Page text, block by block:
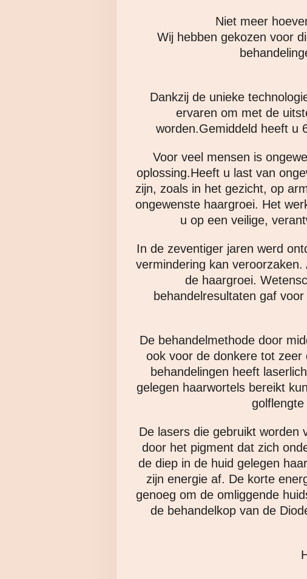
Niet meer
Wij hebben gekozen voor
Dankzij de unieke
ervaren om met de
worden.Gemiddeld heeft u
Voor veel mensen is
oplossing.Heeft u last van
zijn, zoals in het gezicht, op
ongewenste haargroei. Het
u op een veilige,
In de zeventiger jaren werd
vermindering kan
de haargroei.
behandelresultaten gaf
De behandelmethode door
ook voor de donkere tot
behandelingen heeft
gelegen haarwortels bereikt
De lasers die gebruikt worden
door het pigment dat zich
de diep in de huid gelegen
zijn energie af. De korte
genoeg om de omliggende
de behandelkop van de